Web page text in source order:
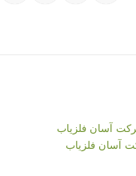
آسان فلزیاب
آسان فلزیاب